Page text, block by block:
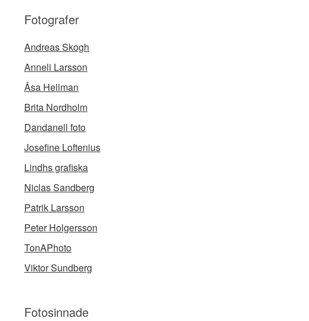
Fotografer
Andreas Skogh
Anneli Larsson
Åsa Hellman
Brita Nordholm
Dandanell foto
Josefine Loftenius
Lindhs grafiska
Niclas Sandberg
Patrik Larsson
Peter Holgersson
TonAPhoto
Viktor Sundberg
Fotosinnade